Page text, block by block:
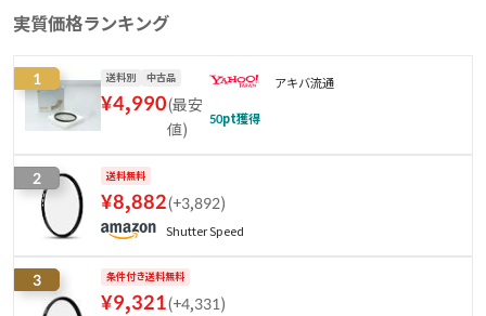
実質価格ランキング
1 送料別 中古品
¥4,990(最安
値)
アキバ流通
50pt獲得
2 送料無料
¥8,882(+3,892)
Shutter Speed
3 条件付き送料無料
¥9,321(+4,331)